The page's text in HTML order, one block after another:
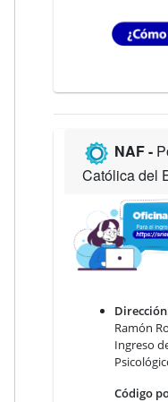
NAF -
Católica del
Ramón
Ingreso
Código